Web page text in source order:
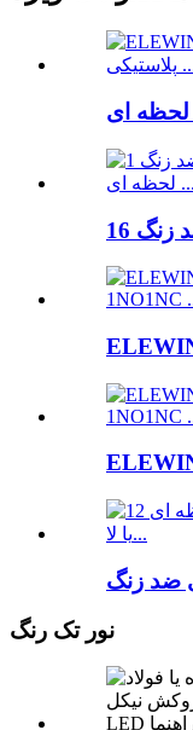
نور تک رنگ